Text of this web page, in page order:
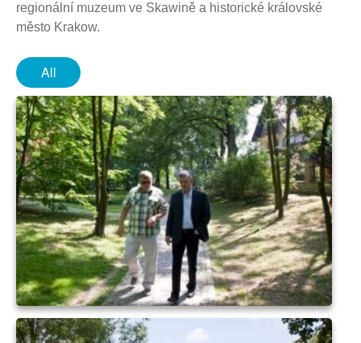
regionální muzeum ve Skawině a historické královské
město Krakow.
All